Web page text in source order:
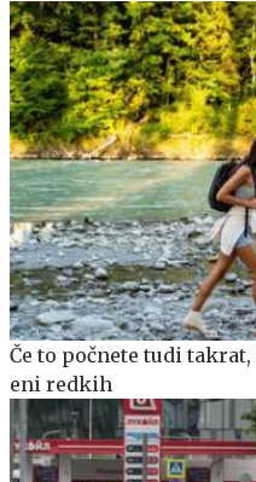
Če to počnete tudi
eni redkih